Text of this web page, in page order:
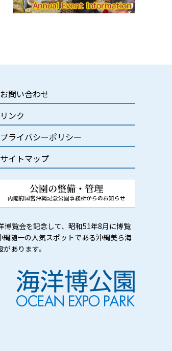
お問い合わせ
リンク
プライバシーポリシー
サイトマップ
覧会を記念して、昭和51年8月に博覧
随一の人気スポットである沖縄美ら海
あります。